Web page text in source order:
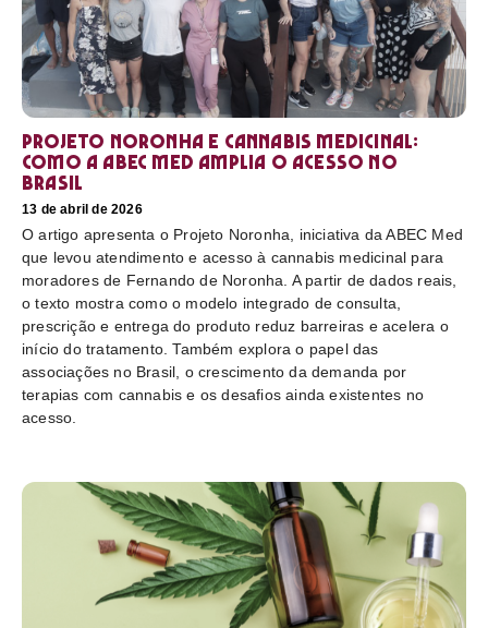
Projeto Noronha e cannabis medicinal:
como a ABEC Med amplia o acesso no
Brasil
13 de abril de 2026
O artigo apresenta o Projeto Noronha, iniciativa da ABEC Med
que levou atendimento e acesso à cannabis medicinal para
moradores de Fernando de Noronha. A partir de dados reais,
o texto mostra como o modelo integrado de consulta,
prescrição e entrega do produto reduz barreiras e acelera o
início do tratamento. Também explora o papel das
associações no Brasil, o crescimento da demanda por
terapias com cannabis e os desafios ainda existentes no
acesso.